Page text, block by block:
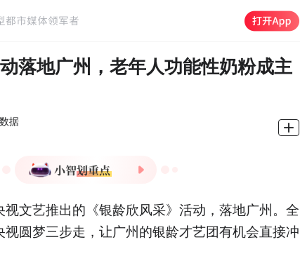
落地广州，老年人功能性奶粉成主
据
出《银龄欣风采》活动，助
力银龄才艺团登上央视舞
台。
文艺推出的《银龄欣风采》活动，落地广州。全
圆梦三步走，让广州的银龄才艺团有机会直接冲